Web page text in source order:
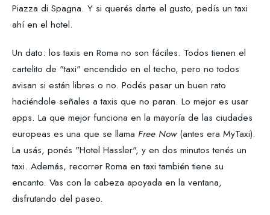
Piazza di Spagna. Y si querés darte el gusto, pedís un taxi
ahí en el hotel.
Un dato: los taxis en Roma no son fáciles. Todos tienen el
cartelito de "taxi" encendido en el techo, pero no todos
avisan si están libres o no. Podés pasar un buen rato
haciéndole señales a taxis que no paran. Lo mejor es usar
apps. La que mejor funciona en la mayoría de las ciudades
europeas es una que se llama Free Now(antes era MyTaxi).
La usás, ponés "Hotel Hassler", y en dos minutos tenés un
taxi. Además, recorrer Roma en taxi también tiene su
encanto. Vas con la cabeza apoyada en la ventana,
disfrutando del paseo.